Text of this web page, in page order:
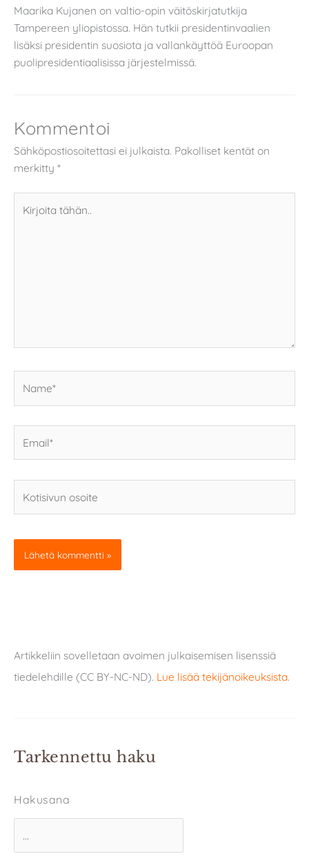
Maarika Kujanen on valtio-opin väitöskirjatutkija
Tampereen yliopistossa. Hän tutkii presidentinvaalien
lisäksi presidentin suosiota ja vallankäyttöä Euroopan
puolipresidentiaalisissa järjestelmissä.
Kommentoi
Sähköpostiosoitettasi ei julkaista. Pakolliset kentät on
merkitty *
tähän..
osoite
Artikkeliin sovelletaan avoimen julkaisemisen lisenssiä
tiedelehdille (CC BY-NC-ND). Lue lisää tekijänoikeuksista.
Tarkennettu haku
Hakusana